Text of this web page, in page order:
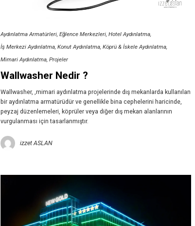
Aydınlatma Armatürleri Eğlence Merkezleri Hotel Aydınlatma
İş Merkezi Aydınlatma Konut Aydınlatma Köprü & İskele Aydınlatma
Mimari Aydınlatma Projeler
Wallwasher Nedir ?
Wallwasher, ,mimari aydınlatma projelerinde dış mekanlarda kullanılan
bir aydınlatma armatürüdür ve genellikle bina cephelerini haricinde,
peyzaj düzenlemeleri, köprüler veya diğer dış mekan alanlarının
vurgulanması için tasarlanmıştır.
izzet ASLAN